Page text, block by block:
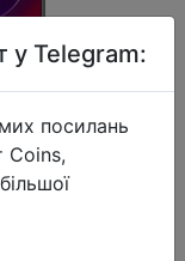
у Telegram:
посилань
Coins,